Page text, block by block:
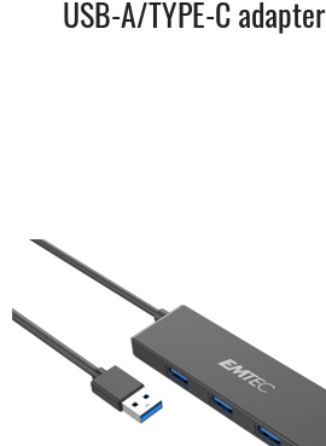
USB-A/TYPE-C adapter